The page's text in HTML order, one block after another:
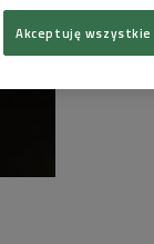
Akceptuję wszystkie